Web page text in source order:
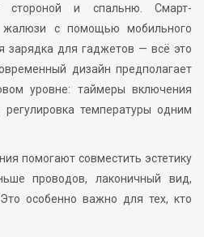
стороной и спальню. Смарт-
жалюзи с помощью мобильного
зарядка для гаджетов — всё это
дизайн предполагает
уровне: таймеры включения
температуры одним
помогают совместить эстетику
проводов, лаконичный вид,
особенно важно для тех, кто